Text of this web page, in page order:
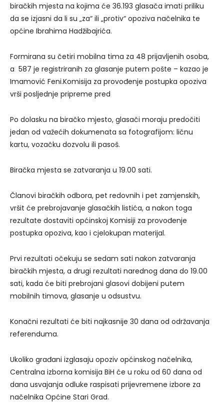
biračkih mjesta na kojima će 36.193 glasača imati priliku
da se izjasni da li su „za“ ili „protiv“ opoziva načelnika te
općine Ibrahima Hadžibajrića.
Formirana su četiri mobilna tima za 48 prijavljenih osoba,
a 587 je registriranih za glasanje putem pošte – kazao je
Imamović Feni.Komisija za provođenje postupka opoziva
vrši posljednje pripreme pred
Po dolasku na biračko mjesto, glasači moraju predočiti
jedan od važećih dokumenata sa fotografijom: ličnu
kartu, vozačku dozvolu ili pasoš.
Biračka mjesta se zatvaranja u 19.00 sati.
Članovi biračkih odbora, pet redovnih i pet zamjenskih,
vršit će prebrojavanje glasačkih listića, a nakon toga
rezultate dostaviti općinskoj Komisiji za provođenje
postupka opoziva, kao i cjelokupan materijal.
Prvi rezultati očekuju se sedam sati nakon zatvaranja
biračkih mjesta, a drugi rezultati narednog dana do 19.00
sati, kada će biti prebrojani glasovi dobijeni putem
mobilnih timova, glasanje u odsustvu.
Konačni rezultati će biti najkasnije 30 dana od održavanja
referenduma.
Ukoliko građani izglasaju opoziv općinskog načelnika,
Centralna izborna komisija BiH će u roku od 60 dana od
dana usvajanja odluke raspisati prijevremene izbore za
načelnika Općine Stari Grad.